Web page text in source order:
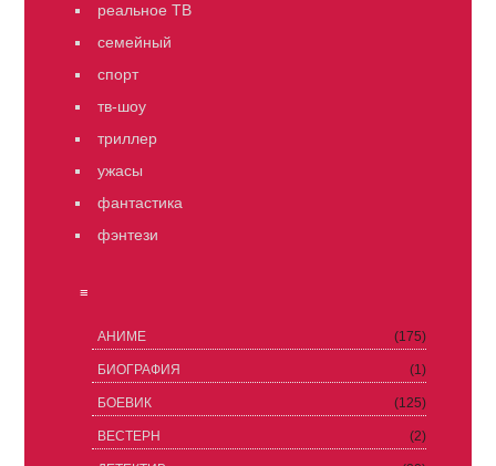
реальное ТВ
семейный
спорт
тв-шоу
триллер
ужасы
фантастика
фэнтези
≡
АНИМЕ (175)
БИОГРАФИЯ (1)
БОЕВИК (125)
ВЕСТЕРН (2)